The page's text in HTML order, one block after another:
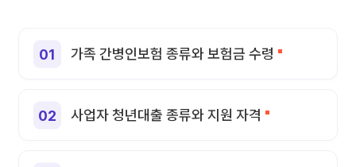
가족 간병인보험 종류와 보험금 수령
사업자 청년대출 종류와 지원 자격